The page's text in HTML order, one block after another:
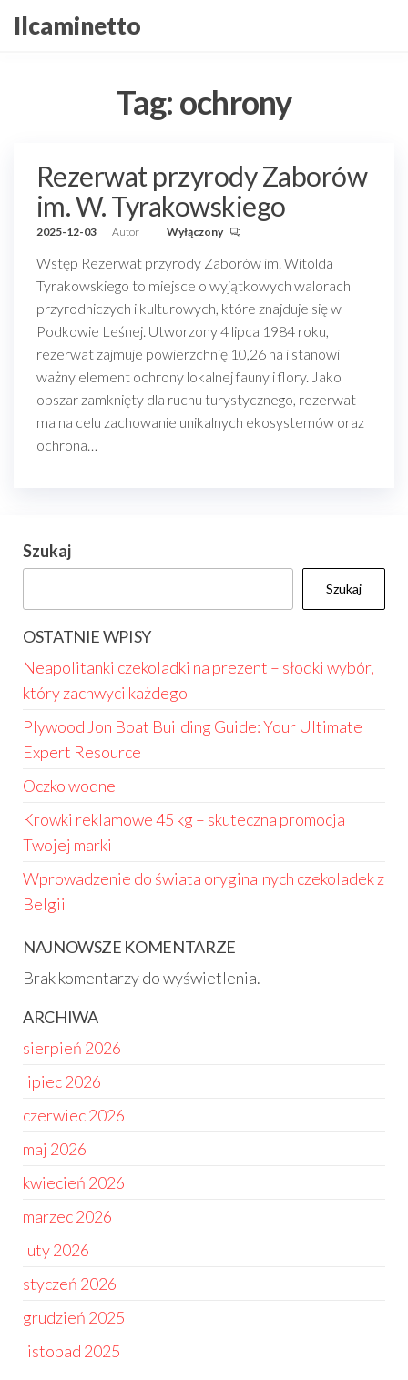
Przejdź
doIlcaminetto
Tag: ochrony
Rezerwat przyrody Zaborów
im. W. Tyrakowskiego
2025-12-03 Autor Wyłączony
Wstęp Rezerwat przyrody Zaborów im. Witolda
Tyrakowskiego to miejsce o wyjątkowych walorach
przyrodniczych i kulturowych, które znajduje się w
Podkowie Leśnej. Utworzony 4 lipca 1984 roku,
rezerwat zajmuje powierzchnię 10,26 ha i stanowi
ważny element ochrony lokalnej fauny i flory. Jako
obszar zamknięty dla ruchu turystycznego, rezerwat
ma na celu zachowanie unikalnych ekosystemów oraz
ochrona…
Szukaj
Szukaj
OSTATNIE WPISY
Neapolitanki czekoladki na prezent – słodki wybór,
który zachwyci każdego
Plywood Jon Boat Building Guide: Your Ultimate
Expert Resource
Oczko wodne
Krowki reklamowe 45 kg – skuteczna promocja
Twojej marki
Wprowadzenie do świata oryginalnych czekoladek z
Belgii
NAJNOWSZE KOMENTARZE
Brak komentarzy do wyświetlenia.
ARCHIWA
sierpień 2026
lipiec 2026
czerwiec 2026
maj 2026
kwiecień 2026
marzec 2026
luty 2026
styczeń 2026
grudzień 2025
listopad 2025